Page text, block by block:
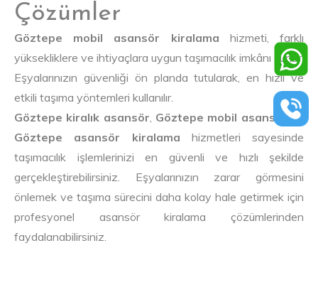
Çözümler
Göztepe mobil asansör kiralama hizmeti, farklı
yüksekliklere ve ihtiyaçlara uygun taşımacılık imkânı sunar.
Eşyalarınızın güvenliği ön planda tutularak, en hızlı ve
etkili taşıma yöntemleri kullanılır.
Göztepe kiralık asansör Göztepe mobil asansörve
Göztepe asansör kiralama hizmetleri sayesinde
taşımacılık işlemlerinizi en güvenli ve hızlı şekilde
gerçekleştirebilirsiniz. Eşyalarınızın zarar görmesini
önlemek ve taşıma sürecini daha kolay hale getirmek için
profesyonel asansör kiralama çözümlerinden
faydalanabilirsiniz.